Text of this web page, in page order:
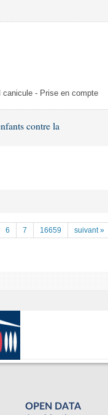
- Prise en compte
contre la
6 7 16659 suivant »
OPEN DATA